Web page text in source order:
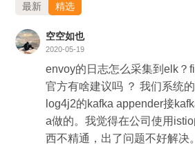
最新 精选
空空如也
2020-05-19
envoy的日志怎么采集到elk？
官方有啥建议吗 ？ 我们系统的日志采集方案是通过
log4j2的kafka appender接
a做的。我觉得在公司使用
西不精通，出了问题不好解决